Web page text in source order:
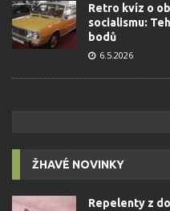
Retro kvíz o
socialismu:
bodů
6.5.2026
ŽHAVÉ NOVINKY
Repelenty z